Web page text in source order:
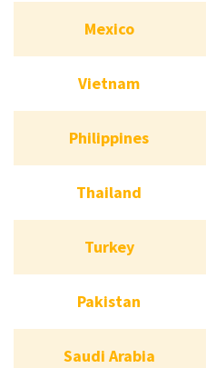
Vietnam
Philippines
Thailand
Turkey
Pakistan
Mexico
Vietnam
Philippines
Thailand
Turkey
Pakistan
Saudi Arabia